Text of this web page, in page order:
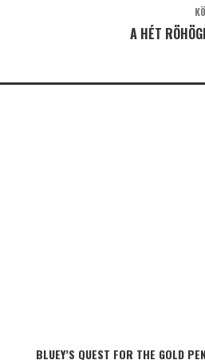
A HÉT
BLUEY’S QUEST FOR THE GOLD